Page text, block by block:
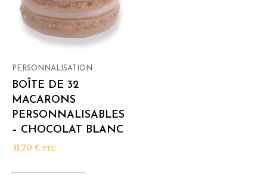
PERSONNALISATION
BOÎTE DE 32
MACARONS
PERSONNALISABLES
– CHOCOLAT BLANC
31,70 € TTC